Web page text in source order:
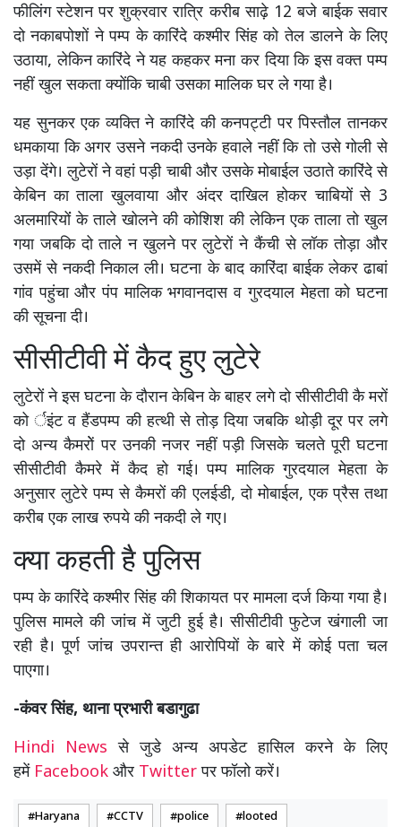
फीलिंग स्टेशन पर शुक्रवार रात्रि करीब साढ़े 12 बजे बाईक सवार
दो नकाबपोशों ने पम्प के कारिंदे कश्मीर सिंह को तेल डालने के लिए
उठाया, लेकिन कारिंदे ने यह कहकर मना कर दिया कि इस वक्त पम्प
नहीं खुल सकता क्योंकि चाबी उसका मालिक घर ले गया है।
यह सुनकर एक व्यक्ति ने कारिंदे की कनपट्टी पर पिस्तौल तानकर
धमकाया कि अगर उसने नकदी उनके हवाले नहीं कि तो उसे गोली से
उड़ा देंगे। लुटेरों ने वहां पड़ी चाबी और उसके मोबाईल उठाते कारिंदे से
केबिन का ताला खुलवाया और अंदर दाखिल होकर चाबियों से 3
अलमारियोंं के ताले खोलने की कोशिश की लेकिन एक ताला तो खुल
गया जबकि दो ताले न खुलने पर लुटेरों ने कैंची से लॉक तोड़ा और
उसमें से नकदी निकाल ली। घटना के बाद कारिंदा बाईक लेकर ढाबां
गांव पहुंचा और पंप मालिक भगवानदास व गुरदयाल मेहता को घटना
की सूचना दी।
सीसीटीवी में कैद हुए लुटेरे
लुटेरों ने इस घटना के दौरान केबिन के बाहर लगे दो सीसीटीवी कै मरों
को र्इंट व हैंडपम्प की हत्थी से तोड़ दिया जबकि थोड़ी दूर पर लगे
दो अन्य कैमरोें पर उनकी नजर नहीं पड़ी जिसके चलते पूरी घटना
सीसीटीवी कैमरे में कैद हो गई। पम्प मालिक गुरदयाल मेहता के
अनुसार लुटेरे पम्प से कैमरों की एलईडी, दो मोबाईल, एक प्रैस तथा
करीब एक लाख रुपये की नकदी ले गए।
क्या कहती है पुलिस
पम्प के कारिंदे कश्मीर सिंह की शिकायत पर मामला दर्ज किया गया है।
पुलिस मामले की जांच में जुटी हुई है। सीसीटीवी फुटेज खंगाली जा
रही है। पूर्ण जांच उपरान्त ही आरोपियों के बारे में कोई पता चल
पाएगा।
-कंवर सिंह, थाना प्रभारी बडागुढा
Hindi Newsसे जुडे अन्य अपडेट हासिल करने के लिए
हमें Facebook और Twitterपर फॉलो करें।
Haryana CCTV police looted